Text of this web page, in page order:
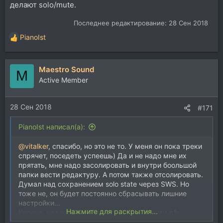
делают solo/mute.
Последнее редактирование: 28 Сен 2018
Р
е
а
и
и
:
PianoIst
M Maestro Sound
Active Member
28 Сен 2018 #171
PianoIst написал(а):
@vitalker, спасибо, но это не то. У меня он пока треки
спрячет, поседеть успеешь) Да и не надо мне их
прятать, мне надо засолировать и внутри боольшой
папки вести редактуру. А потом также отсолировать.
Думал над сохранением solo state через SWS. Но
тоже не, он будет постоянно сбрасывать лишние
настройки...
Короче, надо будет написать. Хоть наконец gfx
Нажмите для раскрытия...